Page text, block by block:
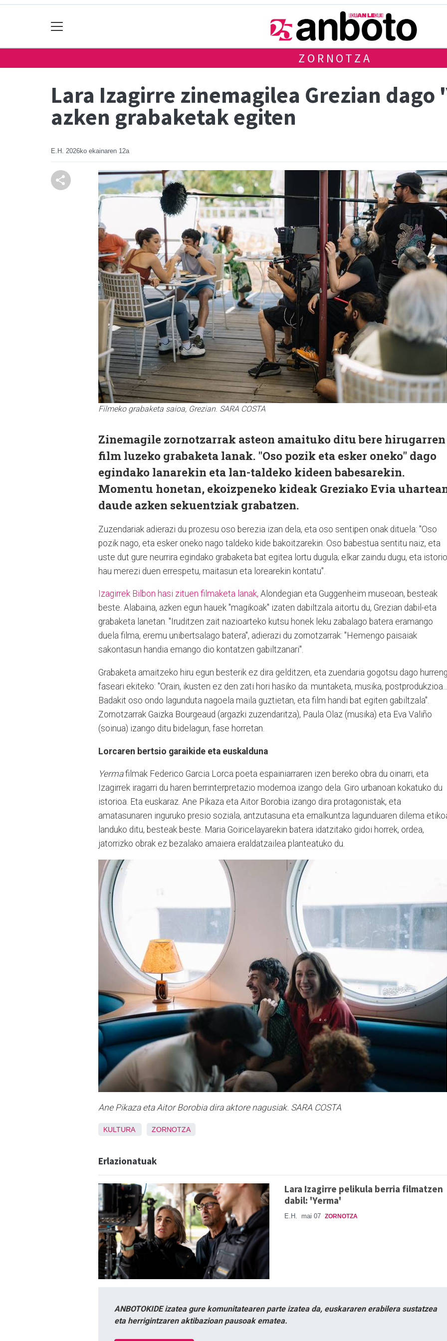
ZORNOTZA
Lara Izagirre zinemagilea Grezian
azken grabaketak egiten
E.H. 2026ko ekainaren 12a
Filmeko grabaketa saioa, Grezian. SARA COSTA
Zinemagile zornotzarrak asteon amaituko ditu bere hirugarren
film luzeko grabaketa lanak. "Oso pozik eta esker oneko" dago
egindako lanarekin eta lan-taldeko kideen babesarekin.
Momentu honetan, ekoizpeneko kideak Greziako Evia
daude azken sekuentziak grabatzen.
Zuzendariak adierazi du prozesu oso berezia izan dela, eta oso sentipen onak dituela: "Oso
pozik nago, eta esker oneko nago taldeko kide bakoitzarekin. Oso babestua sentitu naiz, eta
uste dut gure neurrira egindako grabaketa bat egitea lortu dugula; elkar zaindu dugu, eta istorio
hau merezi duen errespetu, maitasun eta lorearekin kontatu".
Izagirrek Bilbon hasi zituen filmaketa lanak, Alondegian eta Guggenheim museoan, besteak
beste. Alabaina, azken egun hauek "magikoak" izaten dabiltzala aitortu du, Grezian dabil-eta
grabaketa lanetan. "Iruditzen zait nazioarteko kutsu honek leku zabalago batera eramango
duela filma, eremu unibertsalago batera", adierazi du zornotzarrak: "Hemengo paisaiak
sakontasun handia emango dio kontatzen gabiltzanari".
Grabaketa amaitzeko hiru egun besterik ez dira gelditzen, eta zuendaria gogotsu dago
faseari ekiteko: "Orain, ikusten ez den zati hori hasiko da: muntaketa, musika, postprodukzioa...
Badakit oso ondo lagunduta nagoela maila guztietan, eta film handi bat egiten gabiltzala".
Zornotzarrak Gaizka Bourgeaud (argazki zuzendaritza), Paula Olaz (musika) eta Eva Valiño
(soinua) izango ditu bidelagun, fase horretan.
Lorcaren bertsio garaikide eta euskalduna
Yermafilmak Federico Garcia Lorca poeta espainiarraren izen bereko obra du oinarri, eta
Izagirrek iragarri du haren berrinterpretazio modernoa izango dela. Giro urbanoan kokatuko du
istorioa. Eta euskaraz. Ane Pikaza eta Aitor Borobia izango dira protagonistak, eta
amatasunaren inguruko presio soziala, antzutasuna eta ernalkuntza lagunduaren dilema
landuko ditu, besteak beste. Maria Goiricelayarekin batera idatzitako gidoi horrek, ordea,
jatorrizko obrak ez bezalako amaiera eraldatzailea planteatuko du.
Ane Pikaza eta Aitor Borobia dira aktore nagusiak. SARA COSTA
KULTURA ZORNOTZA
Erlazionatuak
Lara Izagirre pelikula berria filmatzen
dabil: 'Yerma'
E.H. mai 07 ZORNOTZA
ANBOTOKIDE izatea gure komunitatearen parte izatea da, euskararen erabilera sustatzea
eta herrigintzaren aktibazioan pausoak ematea.